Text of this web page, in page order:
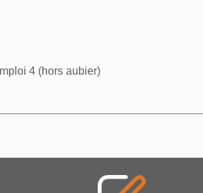
4 (hors aubier)